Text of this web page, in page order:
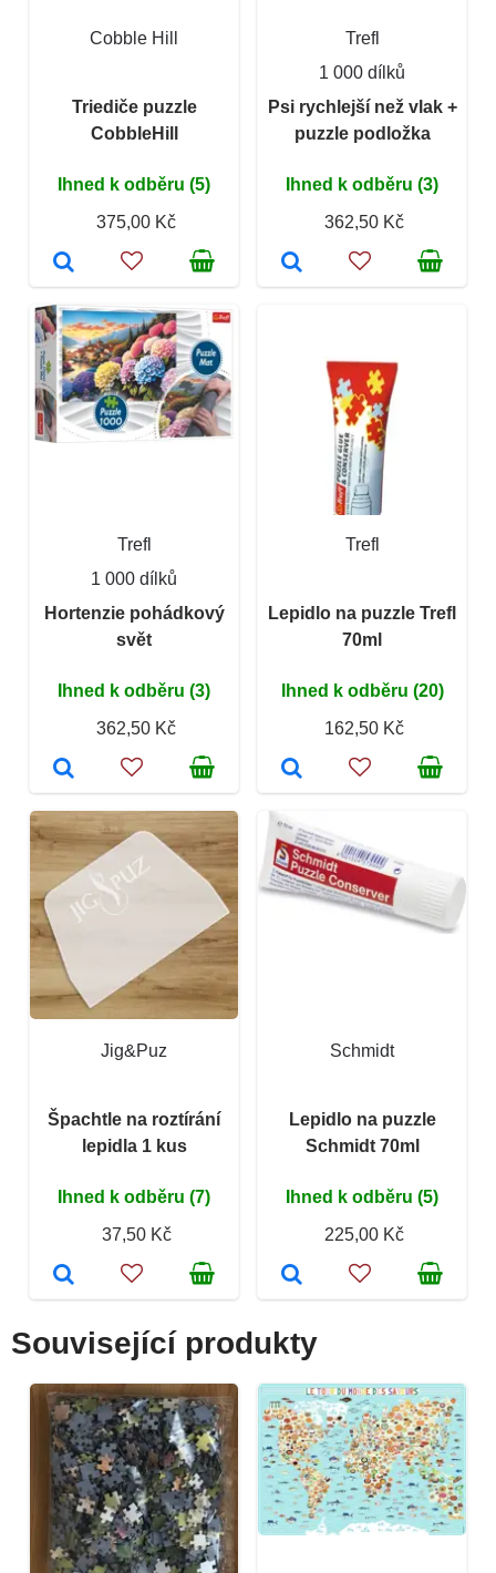
Cobble Hill
Triediče puzzle
CobbleHill
Ihned k odběru (5)
375,00 Kč
Trefl
1 000 dílků
Psi rychlejší než vlak +
puzzle podložka
Ihned k odběru (3)
362,50 Kč
Trefl
1 000 dílků
Hortenzie pohádkový
svět
Ihned k odběru (3)
362,50 Kč
Trefl
Lepidlo na puzzle Trefl
70ml
Ihned k odběru (20)
162,50 Kč
Jig&Puz
Špachtle na roztírání
lepidla 1 kus
Ihned k odběru (7)
37,50 Kč
Schmidt
Lepidlo na puzzle
Schmidt 70ml
Ihned k odběru (5)
225,00 Kč
Související produkty